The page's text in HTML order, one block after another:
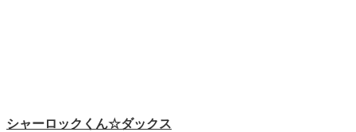
シャーロックくん☆ダックス